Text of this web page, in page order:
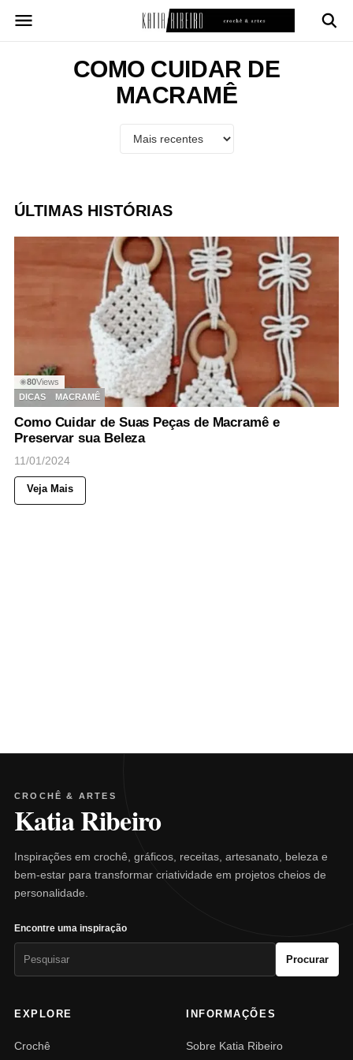
para
COMO CUIDAR DE
MACRAMÊ
ÚLTIMAS HISTÓRIAS
◉80Views
DICAS
MACRAMÊ
Como Cuidar de Suas Peças de Macramê e
Preservar sua Beleza
11/01/2024
Veja Mais
CROCHÊ & ARTES
Katia Ribeiro
Inspirações em crochê, gráficos, receitas, artesanato, beleza e
bem-estar para transformar criatividade em projetos cheios de
personalidade.
Encontre uma inspiração
Procurar
EXPLORE
Crochê
INFORMAÇÕES
Sobre Katia Ribeiro